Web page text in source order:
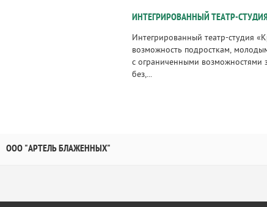
ИНТЕГРИРОВАННЫЙ ТЕАТР-
Интегрированный театр-студия
возможность подросткам,
с ограниченными возможностями
без,...
ООО "АРТЕЛЬ БЛАЖЕННЫХ"